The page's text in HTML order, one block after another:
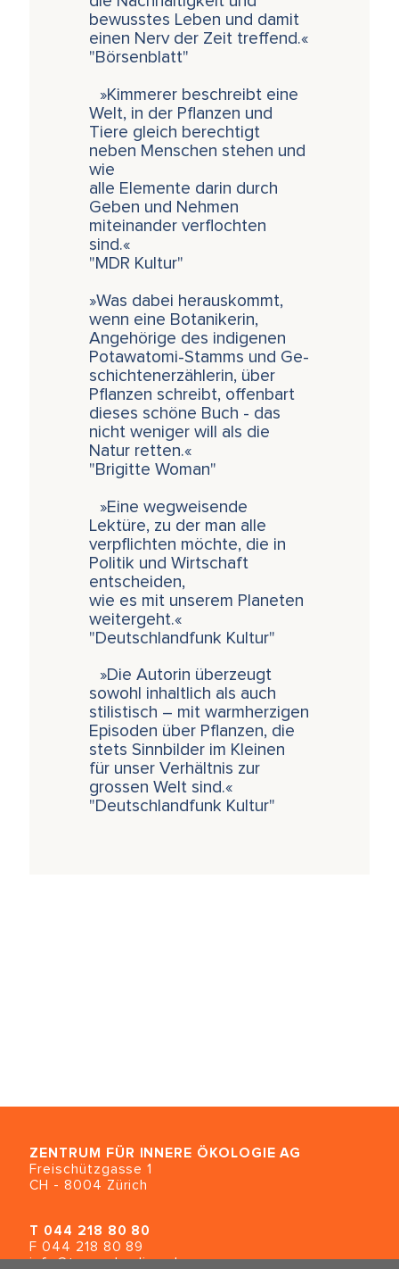
bewusstes Leben und damit
einen Nerv der Zeit treffend.«
"Börsenblatt"
»Kimmerer beschreibt eine
Welt, in der Pflanzen und
Tiere gleich berechtigt
neben Menschen stehen und
wie
alle Elemente darin durch
Geben und Nehmen
miteinander verflochten
sind.«
"MDR Kultur"
»Was dabei herauskommt,
wenn eine Botanikerin,
Angehörige des indigenen
Potawatomi-Stamms und Ge-
schichtenerzählerin, über
Pflanzen schreibt, offenbart
dieses schöne Buch - das
nicht weniger will als die
Natur retten.«
"Brigitte Woman"
»Eine wegweisende
Lektüre, zu der man alle
verpflichten möchte, die in
Politik und Wirtschaft
entscheiden,
wie es mit unserem Planeten
weitergeht.«
"Deutschlandfunk Kultur"
»Die Autorin überzeugt
sowohl inhaltlich als auch
stilistisch – mit warmherzigen
Episoden über Pflanzen, die
stets Sinnbilder im Kleinen
für unser Verhältnis zur
grossen Welt sind.«
"Deutschlandfunk Kultur"
ZENTRUM FÜR INNERE ÖKOLOGIE AG
Freischützgasse 1
CH - 8004 Zürich
T 044 218 80 80
F 044 218 80 89
info@traumahealing.ch